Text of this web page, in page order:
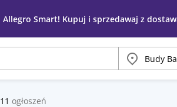
Allegro Smart! Kupuj i sprzedawaj z
Miasto
11 ogłoszeń